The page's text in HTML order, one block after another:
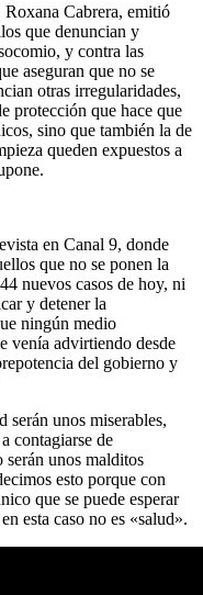
Cabrera, emitió
que denuncian y
y contra las
aseguran que no se
otras irregularidades,
protección que hace que
sino que también la de
queden expuestos a
en Canal 9, donde
que no se ponen la
nuevos casos de hoy, ni
y detener la
ningún medio
venía advirtiendo desde
del gobierno y
serán unos miserables,
contagiarse de
serán unos malditos
esto porque con
que se puede esperar
esta caso no es «salud».